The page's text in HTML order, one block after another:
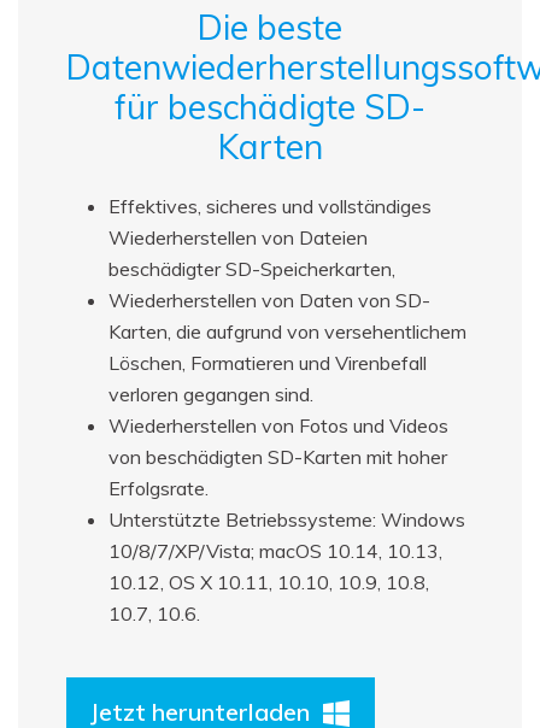
Die beste
für beschädigte SD-
Karten
Effektives, sicheres und vollständiges
Wiederherstellen von Dateien
beschädigter SD-Speicherkarten,
Wiederherstellen von Daten von SD-
Karten, die aufgrund von versehentlichem
Löschen, Formatieren und Virenbefall
verloren gegangen sind.
Wiederherstellen von Fotos und Videos
von beschädigten SD-Karten mit hoher
Erfolgsrate.
Unterstützte Betriebssysteme: Windows
10/8/7/XP/Vista; macOS 10.14, 10.13,
10.12, OS X 10.11, 10.10, 10.9, 10.8,
10.7, 10.6.
Jetzt herunterladen